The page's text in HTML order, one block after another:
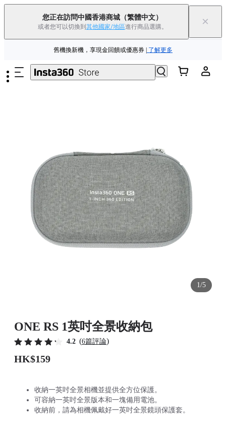
您正在訪問中國香港商城 （繁體中文）
或者您可以切換到 其他國家/地區進行商品選購。 ×
Insta360 Luna Ultra |現已上市| 免運費
舊機換新機，享現金回饋或優惠券 了解更多
Insta360 Luna Ultra 香港限定人氣套裝 | 現已上市 |免運費
1/5
ONE RS 1英吋全景收納包
4.2 (6篇評論)
HK$159
收納一英吋全景相機並提供全方位保護。
可容納一英吋全景版本和一塊備用電池。
收納前，請為相機佩戴好一英吋全景鏡頭保護套。